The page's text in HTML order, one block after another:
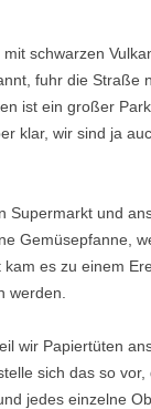
mit schwarzen
fuhr die Straße
ist ein großer
klar, wir sind ja
Supermarkt und
Gemüsepfanne,
es zu einem
werden.
wir Papiertüten
sich das so vor,
jedes einzelne